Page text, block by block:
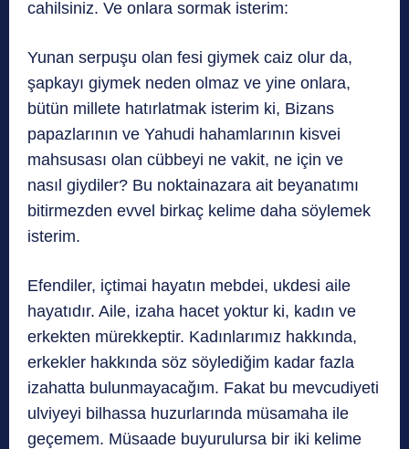
cahilsiniz. Ve onlara sormak isterim:
Yunan serpuşu olan fesi giymek caiz olur da,
şapkayı giymek neden olmaz ve yine onlara,
bütün millete hatırlatmak isterim ki, Bizans
papazlarının ve Yahudi hahamlarının kisvei
mahsusası olan cübbeyi ne vakit, ne için ve
nasıl giydiler? Bu noktainazara ait beyanatımı
bitirmezden evvel birkaç kelime daha söylemek
isterim.
Efendiler, içtimai hayatın mebdei, ukdesi aile
hayatıdır. Aile, izaha hacet yoktur ki, kadın ve
erkekten mürekkeptir. Kadınlarımız hakkında,
erkekler hakkında söz söylediğim kadar fazla
izahatta bulunmayacağım. Fakat bu mevcudiyeti
ulviyeyi bilhassa huzurlarında müsamaha ile
geçemem. Müsaade buyurulursa bir iki kelime